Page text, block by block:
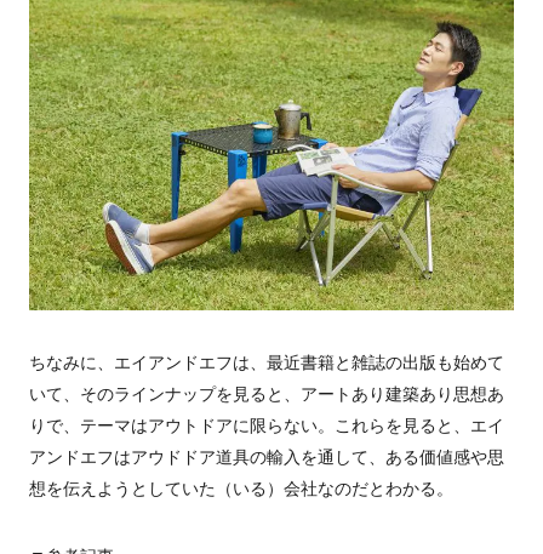
ちなみに、エイアンドエフは、最近書籍と雑誌の出版も始めて
いて、そのラインナップを見ると、アートあり建築あり思想あ
りで、テーマはアウトドアに限らない。これらを見ると、エイ
アンドエフはアウドドア道具の輸入を通して、ある価値感や思
想を伝えようとしていた（いる）会社なのだとわかる。